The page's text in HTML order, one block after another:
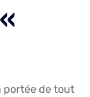
portée de tout